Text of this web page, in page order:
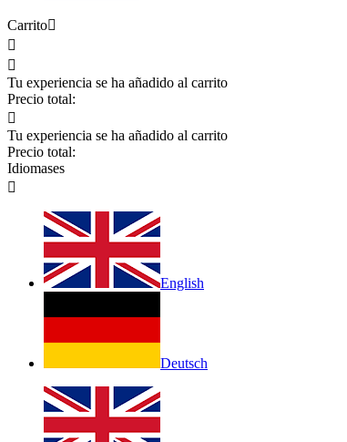
Carrito


Tu experiencia se ha añadido al carrito
Precio total:

Tu experiencia se ha añadido al carrito
Precio total:
Idiomases

English
Deutsch